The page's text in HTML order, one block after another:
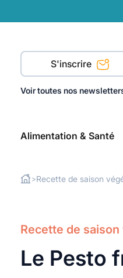
S'inscrire
Voir toutes nos
Alimentation & Santé
>Recette de saison
Recette de
Le Pesto